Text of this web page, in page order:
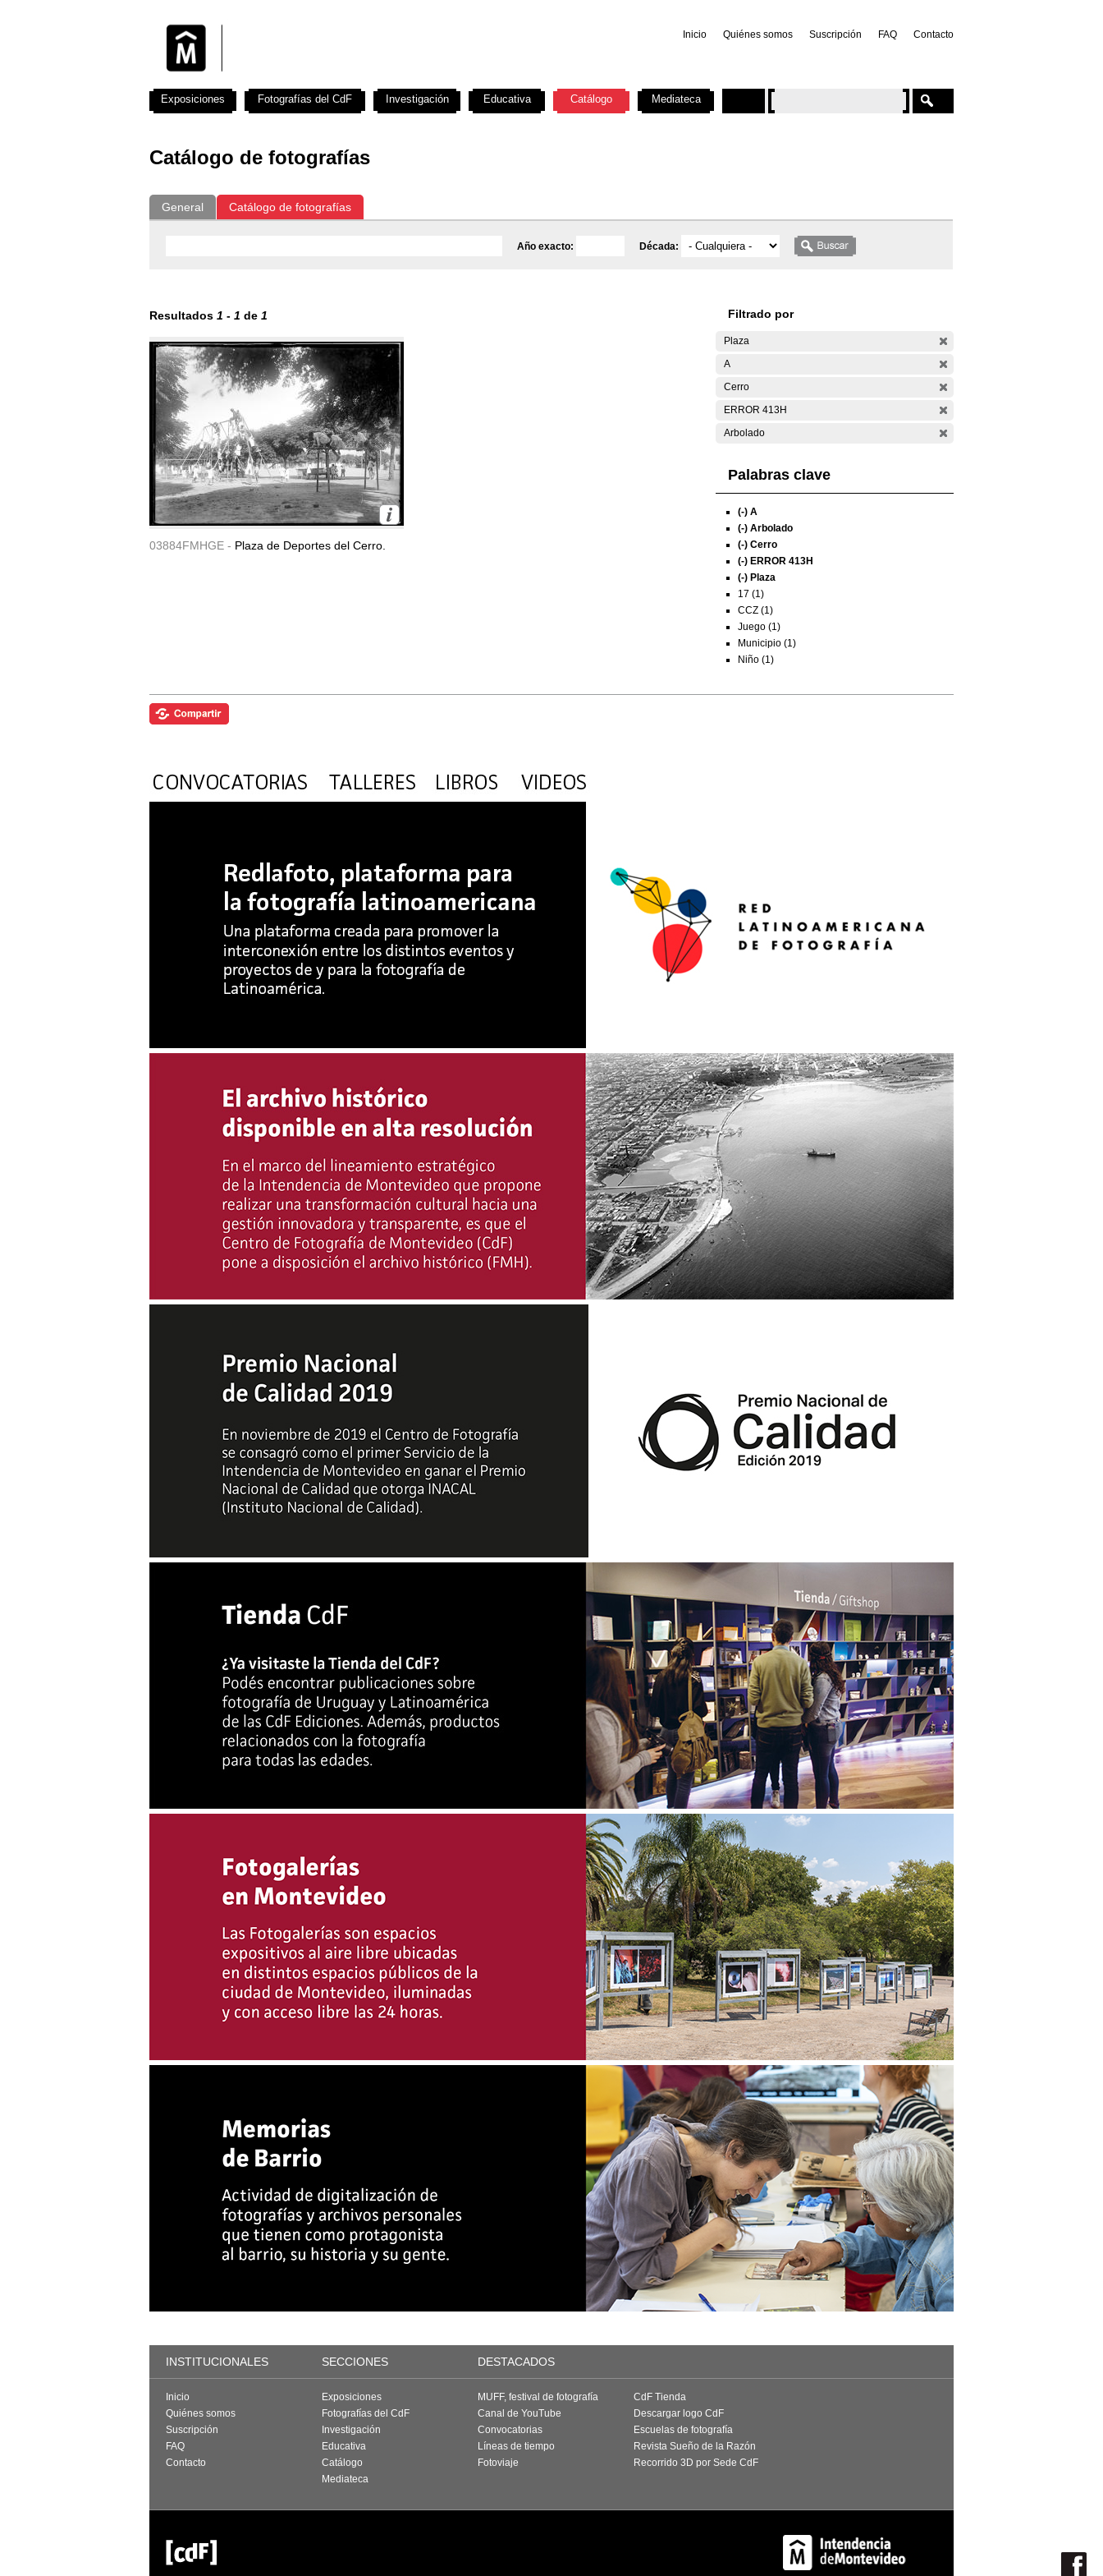
Inicio Quiénes somos Suscripción FAQ Contacto
Catálogo de fotografías
General Catálogo de fotografías
Año exacto: Década:
Resultados 1 - 1 de 1
03884FMHGE - Plaza de Deportes del Cerro.
Filtrado por
Plaza
A
Cerro
ERROR 413H
Arbolado
Palabras clave
(-) A
(-) Arbolado
(-) Cerro
(-) ERROR 413H
(-) Plaza
17 (1)
CCZ (1)
Juego (1)
Municipio (1)
Niño (1)
Exposiciones Fotografías del CdF Investigación Educativa Catálogo Mediateca
INSTITUCIONALES SECCIONES DESTACADOS
Inicio
Quiénes somos
Suscripción
FAQ
Contacto
Exposiciones
Fotografías del CdF
Investigación
Educativa
Catálogo
Mediateca
MUFF, festival de fotografía
Canal de YouTube
Convocatorias
Líneas de tiempo
Fotoviaje
CdF Tienda
Descargar logo CdF
Escuelas de fotografía
Revista Sueño de la Razón
Recorrido 3D por Sede CdF